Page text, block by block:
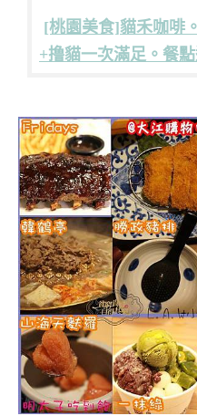
[桃園美食]貓禾咖啡
+撸貓一次滿足。餐